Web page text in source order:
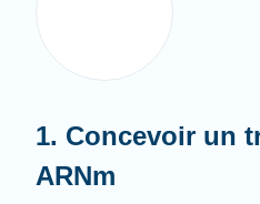
ARNm
Pour protéger l'ARNm et